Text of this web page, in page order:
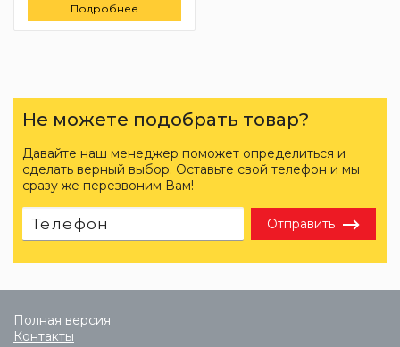
Подробнее
Не можете подобрать товар?
Давайте наш менеджер поможет определиться и
сделать верный выбор. Оставьте свой телефон и мы
сразу же перезвоним Вам!
Отправить
Полная версия
Контакты